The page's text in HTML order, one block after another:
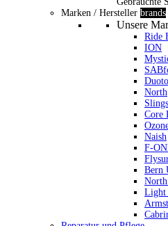
Marken / Hersteller brands
Unsere
Ride
ION
North
Core
Naish
F-
Bern
Light